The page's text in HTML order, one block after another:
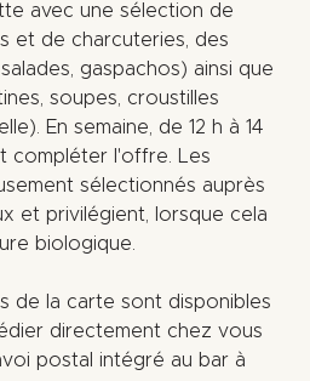
avec une sélection de
et de charcuteries, des
gaspachos) ainsi que
soupes, croustilles
En semaine, de 12 h à 14
compléter l'offre. Les
sélectionnés auprès
et privilégient, lorsque cela
biologique.
de la carte sont disponibles
directement chez vous
postal intégré au bar à